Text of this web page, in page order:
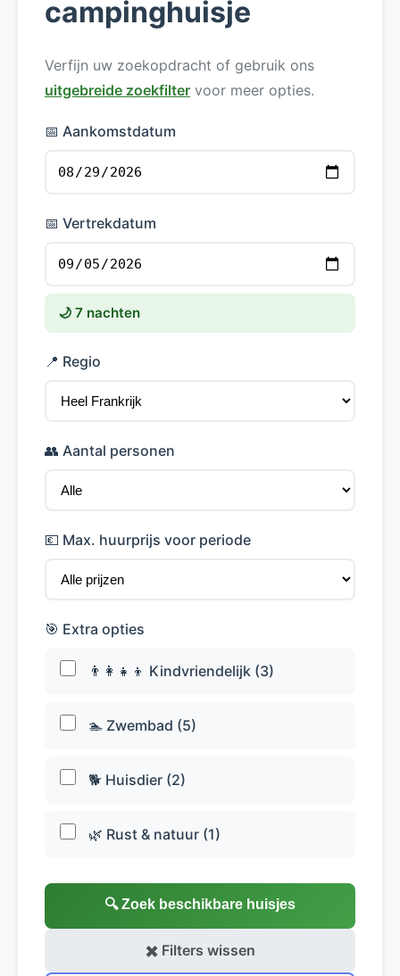
campinghuisje
Verfijn uw zoekopdracht of gebruik ons
uitgebreide zoekfilter voor meer opties.
📅 Aankomstdatum
📅 Vertrekdatum
🌙 7 nachten
📍 Regio
👥 Aantal personen
💶 Max. huurprijs voor periode
🎯 Extra opties
👨‍👩‍👧‍👦 Kindvriendelijk (3)
🏊 Zwembad (5)
🐕 Huisdier (2)
🌿 Rust & natuur (1)
🔍 Zoek beschikbare huisjes
✖️ Filters wissen